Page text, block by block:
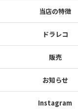
当店の特徴
ドラレコ
販売
お知らせ
Instagram